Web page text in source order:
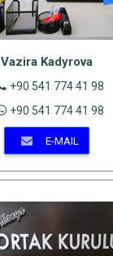
Vazira Kadyrova
+90 541 774 41 98
+90 541 774 41 98
E-MAIL